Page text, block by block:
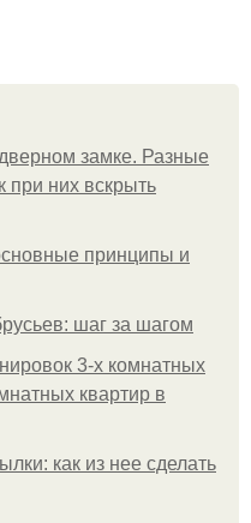
замке. Разные
при них вскрыть
принципы и
шаг за шагом
3-х комнатных
квартир в
как из нее сделать